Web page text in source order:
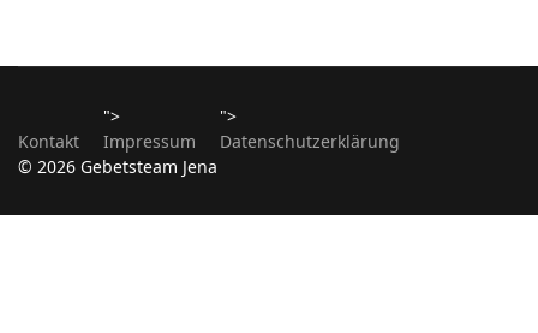
Kontakt
">
Impressum
">
Datenschutzerklärung
© 2026 Gebetsteam Jena